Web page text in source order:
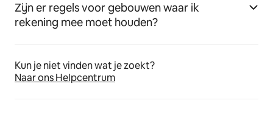
Zijn er regels voor gebouwen waar ik
rekening mee moet houden?
Kun je niet vinden wat je zoekt?
Naar ons Helpcentrum